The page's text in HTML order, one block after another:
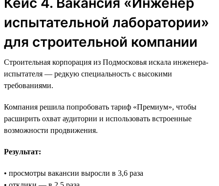
испытательной лаборатории»
для строительной компании
Строительная корпорация из Подмосковья искала инженера-
испытателя — редкую специальность с высокими
требованиями.
Компания решила попробовать тариф «Премиум», чтобы
расширить охват аудитории и использовать встроенные
возможности продвижения.
Результат:
• просмотры вакансии выросли в 3,6 раза